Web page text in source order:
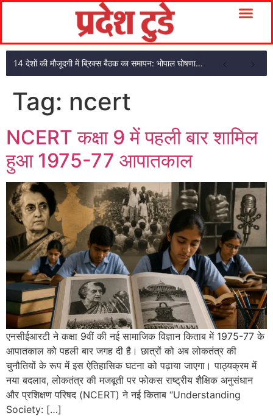
14 देशों की मौजूदगी में ब्रिक्स बैठक का समापन: भोपाल घोषणा पत्र अपनाया
Tag: ncert
NCERT कक्षा 9 में पहली बार शामिल
हुआ 1975-77 आपातकाल
एनसीईआरटी ने कक्षा 9वीं की नई सामाजिक विज्ञान किताब में 1975-77 के
आपातकाल को पहली बार जगह दी है। छात्रों को अब लोकतंत्र की
चुनौतियों के रूप में इस ऐतिहासिक घटना को पढ़ाया जाएगा। पाठ्यक्रम में
नया बदलाव, लोकतंत्र की मजबूती पर फोकस राष्ट्रीय शैक्षिक अनुसंधान
और प्रशिक्षण परिषद (NCERT) ने नई किताब “Understanding
Society: […]